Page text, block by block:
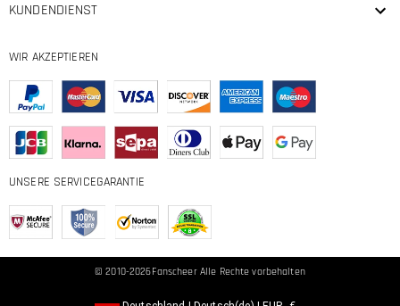
KUNDENDIENST
WIR AKZEPTIEREN
UNSERE SERVICEGARANTIE
© 2010-2026FanscheerAlle Rechte vorbehalten